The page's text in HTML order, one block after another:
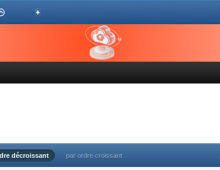
décroissant par ordre croissant